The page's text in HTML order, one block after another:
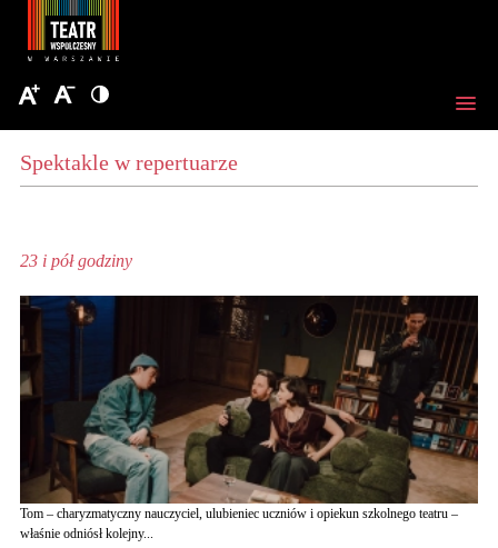
Spektakle w repertuarze
23 i pół godziny
Tom – charyzmatyczny nauczyciel, ulubieniec uczniów i opiekun szkolnego teatru –
właśnie odniósł kolejny...